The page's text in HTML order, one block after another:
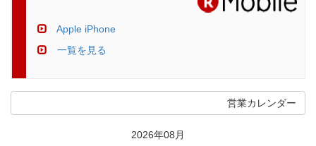
Apple iPhone
一覧を見る
営業カレンダー
2026年08月